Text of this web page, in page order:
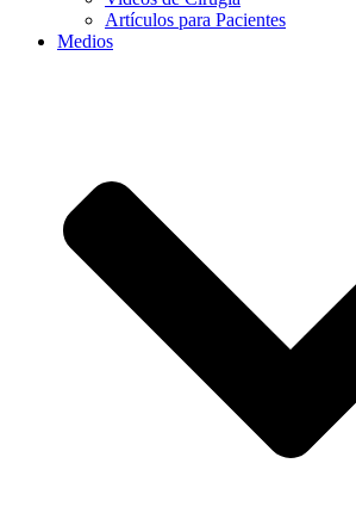
Artículos para Pacientes
Medios